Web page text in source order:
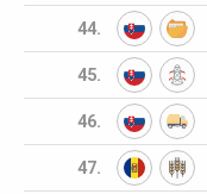
44.
45.
46.
47.